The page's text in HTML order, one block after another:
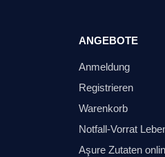
ANGEBOTE
Anmeldung
Registrieren
Warenkorb
Notfall-Vorrat
Aşure Zutaten